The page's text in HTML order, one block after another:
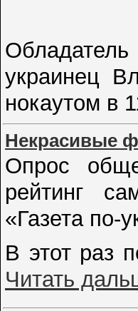
украинец
нокаутом в
Некрасивые
Опрос
рейтинг
«Газета по-
В этот раз
Читать